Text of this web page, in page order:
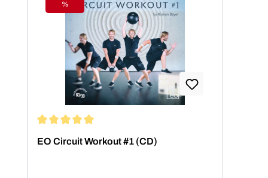
Rabatt
%
EO Circuit Workout #1 (CD)